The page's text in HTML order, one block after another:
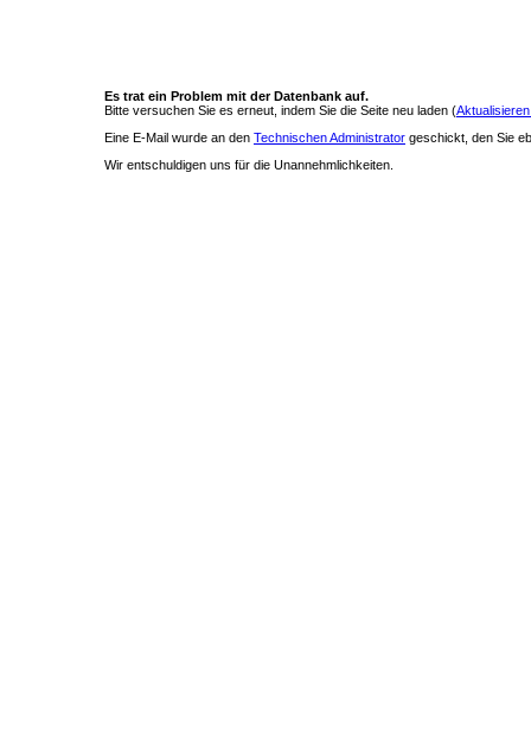
Es trat ein Problem mit der Datenbank auf.
Bitte versuchen Sie es erneut, indem Sie die Seite neu laden (
Eine E-Mail wurde an den Technischen Administrator geschickt, den Sie
Wir entschuldigen uns für die Unannehmlichkeiten.